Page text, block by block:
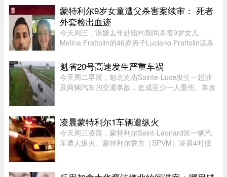
国人都觉得脸上有光，与有荣焉。尤其是王虹，作
为一个女性，她硬生生啃下 ...
蒙特利尔9岁女童遭父杀害案续审： 死者
外套检出血迹
今天周三，涉嫌去年赴纽约期间杀害9岁女儿
Melina Frattolin的46岁男子Luciano Frattolin谋杀
Luciano Frattolin被控二级谋杀及藏匿尸体，两项
罪名均不认罪，自2025年7月被捕以 ...
魁省20号高速发生严重车祸
今天周二早晨，魁北克省Sainte-Luce发生一起涉
及两辆汽车的交通事故，造成至少一人重伤。事发
处。目前事故具体原因尚未公布 ...
凌晨蒙特利尔1车辆遭纵火
今天周三凌晨，蒙特利尔Saint-Léonard区一辆汽
车遭人纵火。蒙特利尔警方（SPVM）凌晨4时接
Chèvrefils表示，警员抵达现场时，火 ...